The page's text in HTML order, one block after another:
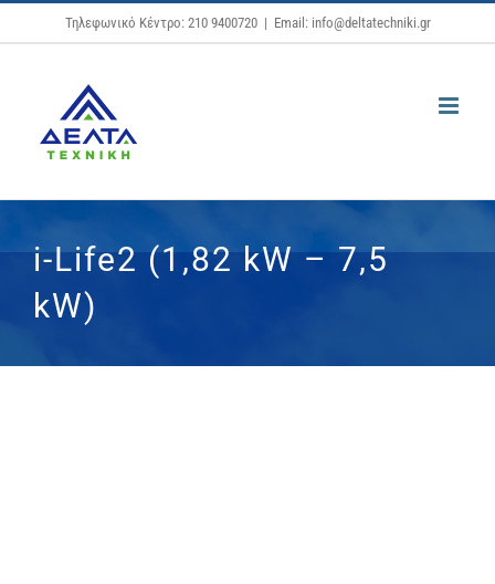
Μετάβαση
στο
Τηλεφωνικό Κέντρο: 210 9400720 | Email: info@deltatechniki.gr
i-Life2 (1,82 kW – 7,5
kW)